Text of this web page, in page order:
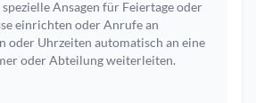
Ansagen für Feiertage oder
einrichten oder Anrufe an
oder Uhrzeiten automatisch an eine
oder Abteilung weiterleiten.